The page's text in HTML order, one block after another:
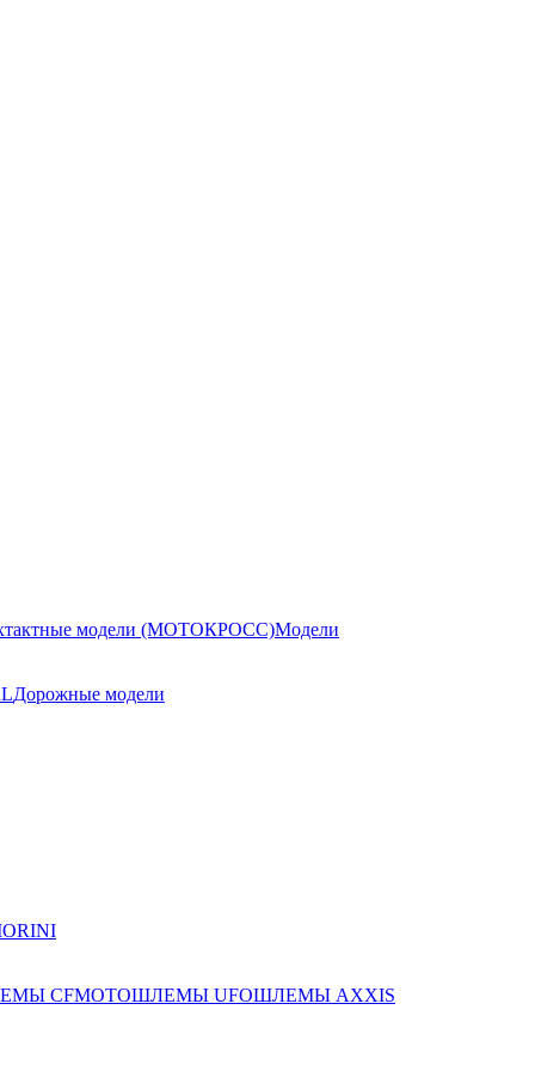
модели (МОТОКРОСС)Модели
Дорожные модели
CFMOTOШЛЕМЫ UFOШЛЕМЫ AXXIS